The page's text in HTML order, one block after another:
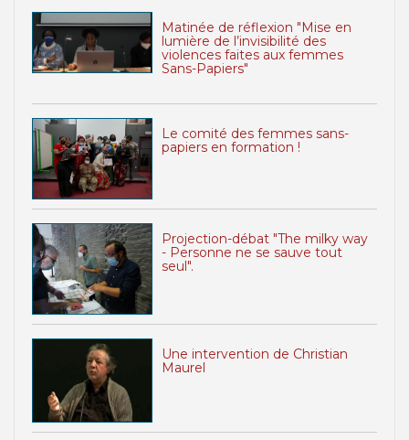
Matinée de réflexion "Mise en
lumière de l’invisibilité des
violences faites aux femmes
Sans-Papiers"
Le comité des femmes sans-
papiers en formation !
Projection-débat "The milky way
- Personne ne se sauve tout
seul".
Une intervention de Christian
Maurel